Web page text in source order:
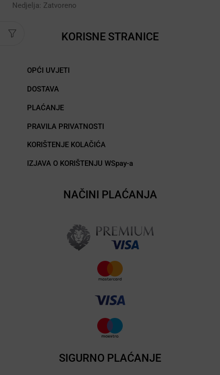
Nedjelja: Zatvoreno
KORISNE STRANICE
OPĆI UVJETI
DOSTAVA
PLAĆANJE
PRAVILA PRIVATNOSTI
KORIŠTENJE KOLAČIĆA
IZJAVA O KORIŠTENJU WSpay-a
NAČINI PLAĆANJA
SIGURNO PLAĆANJE